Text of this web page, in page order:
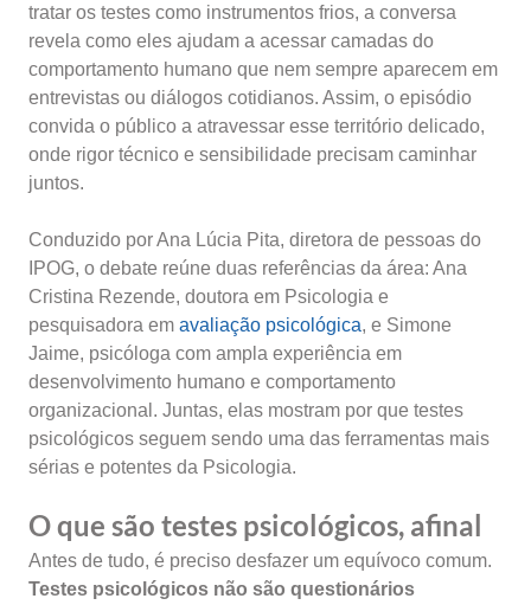
tratar os testes como instrumentos frios, a conversa
revela como eles ajudam a acessar camadas do
comportamento humano que nem sempre aparecem em
entrevistas ou diálogos cotidianos. Assim, o episódio
convida o público a atravessar esse território delicado,
onde rigor técnico e sensibilidade precisam caminhar
juntos.
Conduzido por Ana Lúcia Pita, diretora de pessoas do
IPOG, o debate reúne duas referências da área: Ana
Cristina Rezende, doutora em Psicologia e
pesquisadora em avaliação psicológica, e Simone
Jaime, psicóloga com ampla experiência em
desenvolvimento humano e comportamento
organizacional. Juntas, elas mostram por que testes
psicológicos seguem sendo uma das ferramentas mais
sérias e potentes da Psicologia.
O que são testes psicológicos, afinal
Antes de tudo, é preciso desfazer um equívoco comum.
Testes psicológicos não são questionários